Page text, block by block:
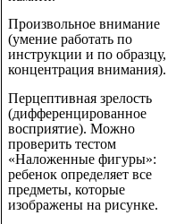
Произвольное внимание
(умение работать по
инструкции и по образцу,
концентрация внимания).
Перцептивная зрелость
(дифференцированное
восприятие). Можно
проверить тестом
«Наложенные фигуры»:
ребенок определяет все
предметы, которые
изображены на рисунке.